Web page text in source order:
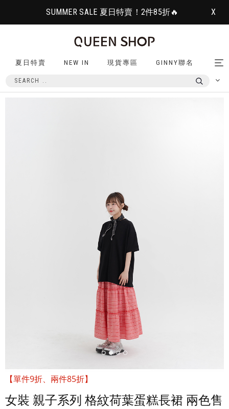
SUMMER SALE 夏日特賣！2件85折🔥 X
夏日特賣 NEW IN 現貨專區 GINNY聯名
【單件9折、兩件85折】
女裝 親子系列 格紋荷葉蛋糕長裙 兩色售